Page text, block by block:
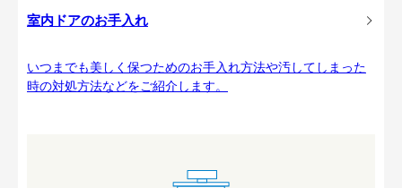
室内ドアのお手入れ
いつまでも美しく保つためのお手入れ方法や汚してしまった
時の対処方法などをご紹介します。